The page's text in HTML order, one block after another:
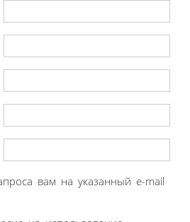
вам на указанный e-mail